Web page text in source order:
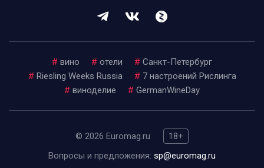
# вино # отели # Санкт-Петербург
# Riesling Weeks Russia # 7 настроений Рислинга
# виноделие # GermanWineDay
© 2026 Euromag.ru
18+
Вопросы и предложения: sp@euromag.ru